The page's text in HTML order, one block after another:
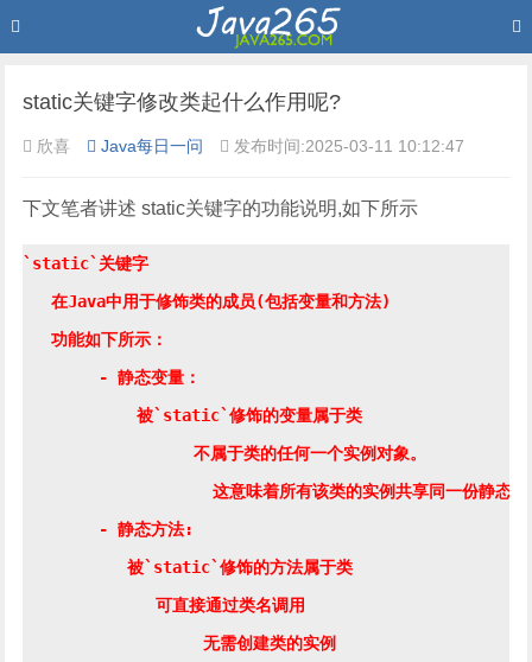
static关键字修改类起什么作用呢?
欣喜 Java每日一问 发布时间:2025-03-11 10:12:47
下文笔者讲述 static关键字的功能说明,如下所示
`static`关键字
   在Java中用于修饰类的成员(包括变量和方法)
   功能如下所示：